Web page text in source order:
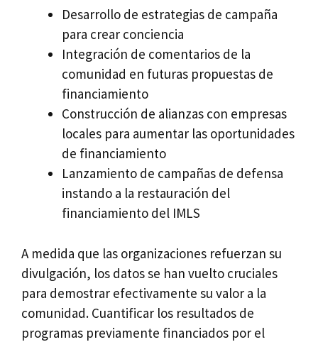
Desarrollo de estrategias de campaña
para crear conciencia
Integración de comentarios de la
comunidad en futuras propuestas de
financiamiento
Construcción de alianzas con empresas
locales para aumentar las oportunidades
de financiamiento
Lanzamiento de campañas de defensa
instando a la restauración del
financiamiento del IMLS
A medida que las organizaciones refuerzan su
divulgación, los datos se han vuelto cruciales
para demostrar efectivamente su valor a la
comunidad. Cuantificar los resultados de
programas previamente financiados por el